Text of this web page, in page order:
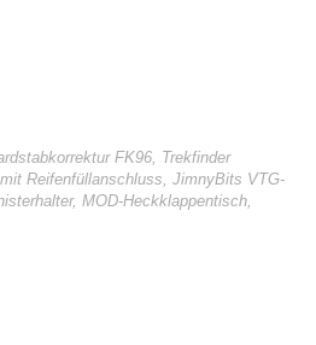
FK96, Trekfinder
Reifenfüllanschluss, JimnyBits VTG-
MOD-Heckklappentisch,